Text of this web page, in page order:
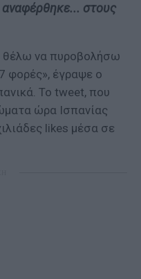
αναφέρθηκε... στους
θέλω να πυροβολήσω
φορές», έγραψε ο
Το tweet, που
ώρα Ισπανίας
likes μέσα σε